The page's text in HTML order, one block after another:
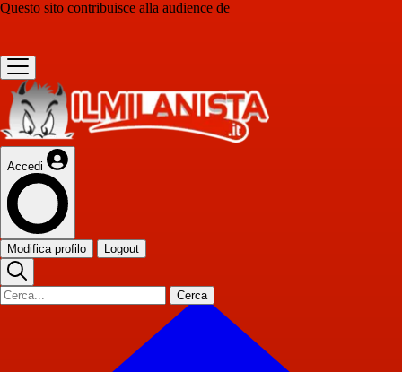
Questo sito contribuisce alla audience de
Accedi
Modifica profilo Logout
Cerca